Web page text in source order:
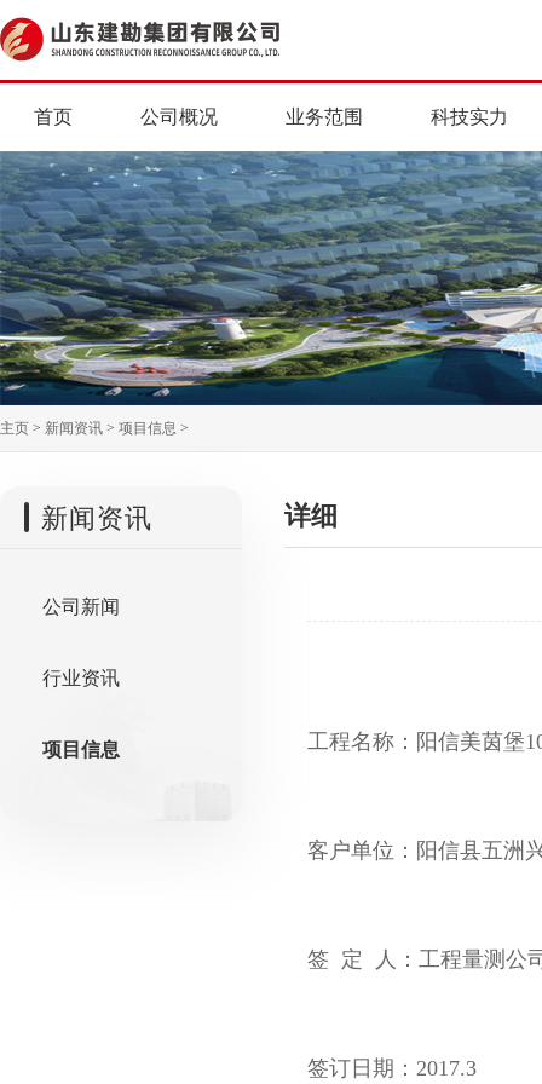
首页 公司概况 业务范围 科技实力
主页 > 新闻资讯 > 项目信息 >
新闻资讯
公司新闻
行业资讯
项目信息
详细
工程名称：阳信美茵堡
客户单位：阳信县五洲
签 定 人：工程量测公
签订日期：2017.3